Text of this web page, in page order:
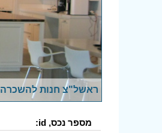
ראשל"צ חנות להשכרה 1 חדר 50,000₪ בחודש
מספר נכס, id: